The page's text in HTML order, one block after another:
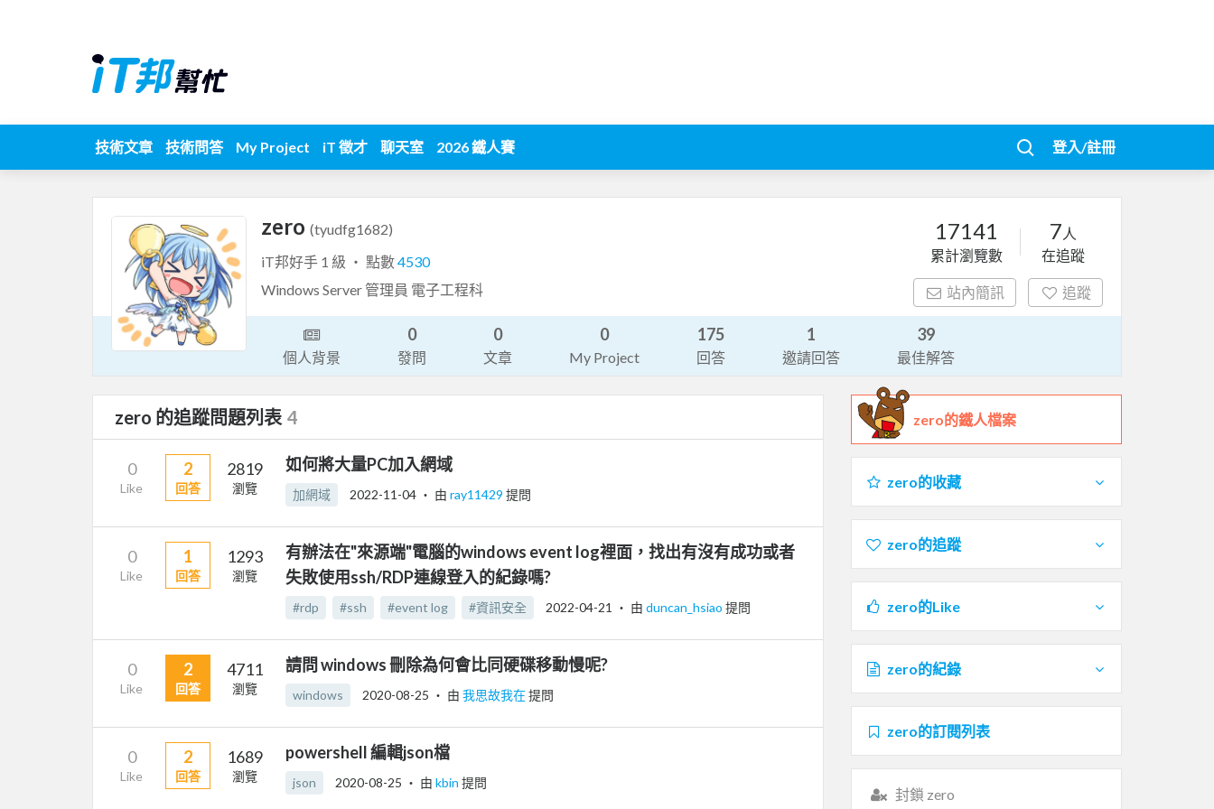
技術文章 技術問答 My Project iT 徵才 聊天室 2026 鐵人賽 登入/註冊
zero (tyudfg1682)
iT邦好手 1 級 ‧ 點數4530
Windows Server 管理員 電子工程科
17141
累計瀏覽數
7 人
在追蹤
站內簡訊 追蹤
個人背景
0
發問
0
文章
0
My Project
175
回答
1
邀請回答
39
最佳解答
zero 的追蹤問題列表 4
0
Like
2
回答
2819
瀏覽
如何將大量PC加入網域
加網域 2022-11-04 ‧ 由 ray11429 提問
0
Like
1
回答
1293
瀏覽
有辦法在"來源端"電腦的windows event log裡面，找出有沒有成功或者
失敗使用ssh/RDP連線登入的紀錄嗎?
#rdp #ssh #event log #資訊安全 2022-04-21 ‧ 由 duncan_hsiao 提問
0
Like
2
回答
4711
瀏覽
請問 windows 刪除為何會比同硬碟移動慢呢?
windows 2020-08-25 ‧ 由 我思故我在提問
0
Like
2
回答
1689
瀏覽
powershell 編輯json檔
json 2020-08-25 ‧ 由 kbin 提問
zero的鐵人檔案
zero的收藏
zero的追蹤
zero的Like
zero的紀錄
zero的訂閱列表
封鎖 zero